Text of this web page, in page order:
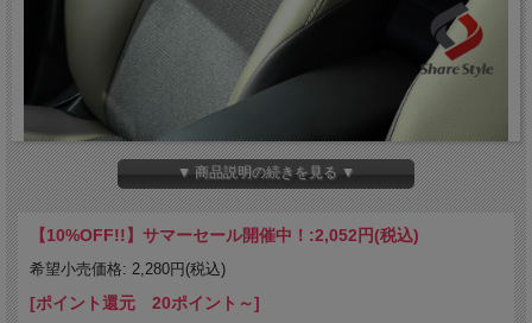
▼ 商品説明の続きを見る ▼
【10%OFF!!】サマーセール開催中！:2,052円(税込)
希望小売価格: 2,280円(税込)
[ポイント還元 20ポイント～]